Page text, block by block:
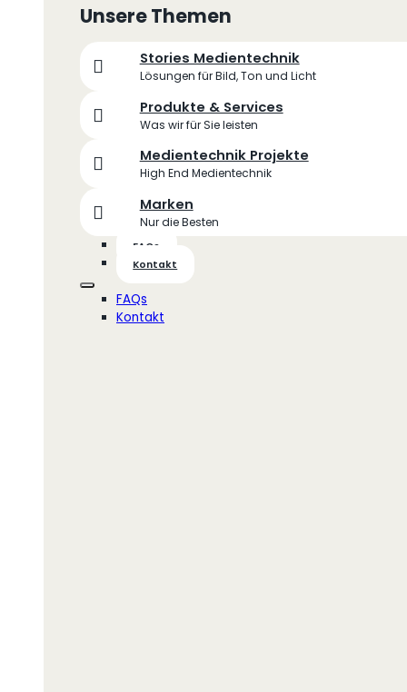
Unsere Themen
Stories Medientechnik
Lösungen für Bild, Ton und Licht
Produkte & Services
Was wir für Sie leisten
Medientechnik Projekte
High End Medientechnik
Marken
Nur die Besten
FAQs
Kontakt
FAQs
Kontakt